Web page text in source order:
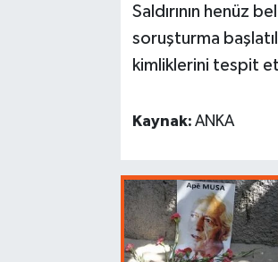
Saldırının henüz
soruşturma
kimliklerini tespit
Kaynak: ANKA